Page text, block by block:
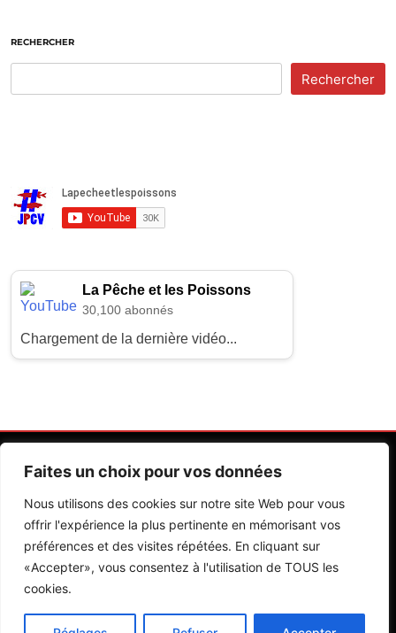
Faites un choix pour vos données
Nous utilisons des cookies sur notre site Web pour vous
offrir l'expérience la plus pertinente en mémorisant vos
préférences et des visites répétées. En cliquant sur
«Accepter», vous consentez à l'utilisation de TOUS les
cookies.
RECHERCHER
Rechercher
La Pêche et les Poissons
30,100 abonnés
Chargement de la dernière vidéo...
Contactez Nos Rédactions Mentions Légales